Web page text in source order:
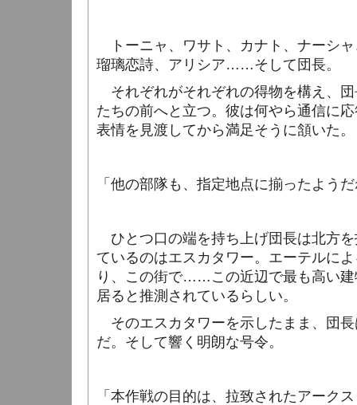
トーニャ、ワサト、カナト、ナーシ
瑠璃恋詩、アリシア……そして団長。
それぞれがそれぞれの得物を構え、
たちの前へと立つ。彼は何やら通信に
表情を見渡してから満足そうに頷いた。
「他の部隊も、指定地点に揃ったよう
ひとつ口の端を持ち上げ団長は北方
ているのはエスカタワー。エーテルに
り、この街で……この近辺で最も高い
居ると推測されているらしい。
そのエスカタワーを示したまま、団
だ。そして響く明朗な号令。
「本作戦の目的は、拉致されたアーク